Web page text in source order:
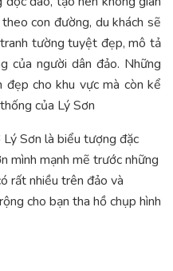
con đường, du khách sẽ
tường tuyệt đẹp, mô tả
của người dân đảo. Những
đẹp cho khu vực mà còn kể
của Lý Sơn
Lý Sơn là biểu tượng đặc
mình mạnh mẽ trước những
rất nhiều trên đảo và
cho bạn tha hồ chụp hình